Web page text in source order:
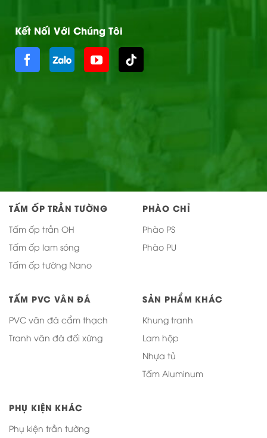
Kết Nối Với Chúng Tôi
TẤM ỐP TRẦN TƯỜNG
Tấm ốp trần OH
Tấm ốp lam sóng
Tấm ốp tường Nano
PHÀO CHỈ
Phào PS
Phào PU
TẤM PVC VÂN ĐÁ
PVC vân đá cẩm thạch
Tranh vân đá đối xứng
SẢN PHẨM KHÁC
Khung tranh
Lam hộp
Nhựa tủ
Tấm Aluminum
PHỤ KIỆN KHÁC
Phụ kiện trần tường